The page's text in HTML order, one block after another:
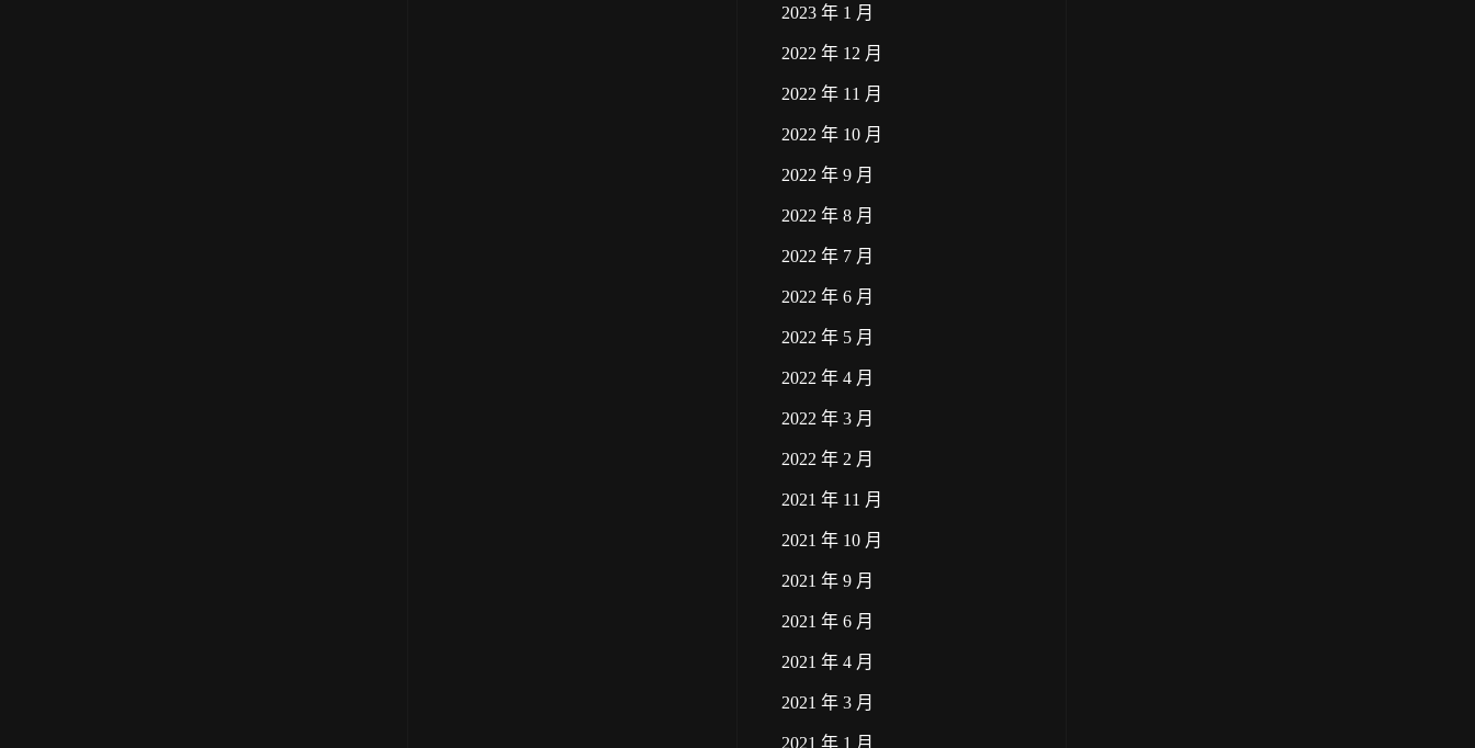
2023 年 1 月
2022 年 12 月
2022 年 11 月
2022 年 10 月
2022 年 9 月
2022 年 8 月
2022 年 7 月
2022 年 6 月
2022 年 5 月
2022 年 4 月
2022 年 3 月
2022 年 2 月
2021 年 11 月
2021 年 10 月
2021 年 9 月
2021 年 6 月
2021 年 4 月
2021 年 3 月
2021 年 1 月